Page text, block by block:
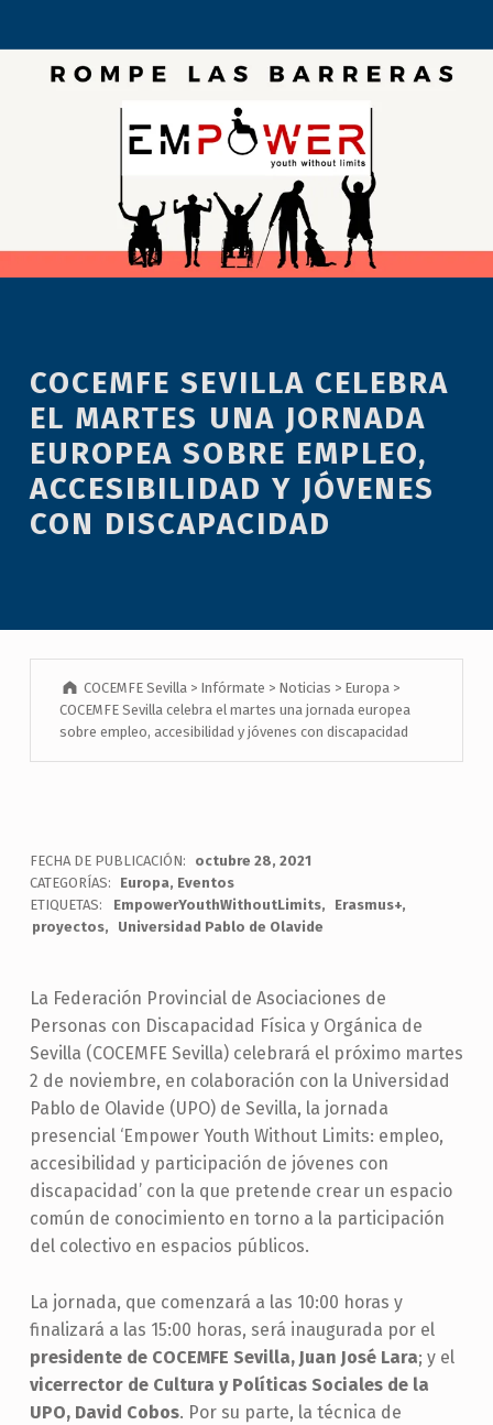
COCEMFE SEVILLA CELEBRA
EL MARTES UNA JORNADA
EUROPEA SOBRE EMPLEO,
ACCESIBILIDAD Y JÓVENES
CON DISCAPACIDAD
COCEMFE Sevilla > Infórmate > Noticias > Europa >
COCEMFE Sevilla celebra el martes una jornada europea
sobre empleo, accesibilidad y jóvenes con discapacidad
FECHA DE PUBLICACIÓN:
octubre 28, 2021
CATEGORÍAS:
Europa, Eventos
ETIQUETAS:
EmpowerYouthWithoutLimits
Erasmus+
proyectos
Universidad Pablo de Olavide
La Federación Provincial de Asociaciones de
Personas con Discapacidad Física y Orgánica de
Sevilla (COCEMFE Sevilla) celebrará el próximo martes
2 de noviembre, en colaboración con la Universidad
Pablo de Olavide (UPO) de Sevilla, la jornada
presencial ‘Empower Youth Without Limits: empleo,
accesibilidad y participación de jóvenes con
discapacidad’ con la que pretende crear un espacio
común de conocimiento en torno a la participación
del colectivo en espacios públicos.
La jornada, que comenzará a las 10:00 horas y
finalizará a las 15:00 horas, será inaugurada por el
presidente de COCEMFE Sevilla, Juan José Lara; y el
vicerrector de Cultura y Políticas Sociales de la
UPO, David Cobos. Por su parte, la técnica de